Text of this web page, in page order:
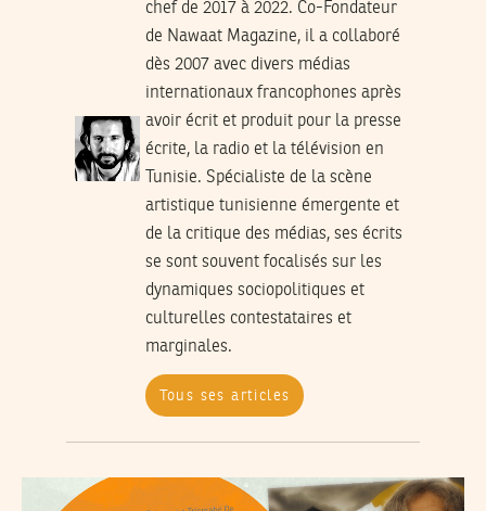
chef de 2017 à 2022. Co-Fondateur
de Nawaat Magazine, il a collaboré
dès 2007 avec divers médias
internationaux francophones après
avoir écrit et produit pour la presse
écrite, la radio et la télévision en
Tunisie. Spécialiste de la scène
artistique tunisienne émergente et
de la critique des médias, ses écrits
se sont souvent focalisés sur les
dynamiques sociopolitiques et
culturelles contestataires et
marginales.
Tous ses articles